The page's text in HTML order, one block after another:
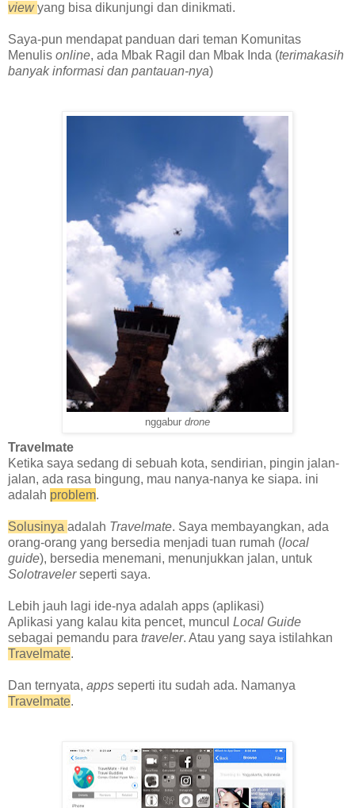
viewyang bisa dikunjungi dan dinikmati.
Saya-pun mendapat panduan dari teman Komunitas
Menulis online, ada Mbak Ragil dan Mbak Inda (terimakasih
banyak informasi dan pantauan-nya)
nggabur drone
Travelmate
Ketika saya sedang di sebuah kota, sendirian, pingin jalan-
jalan, ada rasa bingung, mau nanya-nanya ke siapa. ini
adalah problem.
Solusinya adalah Travelmate. Saya membayangkan, ada
orang-orang yang bersedia menjadi tuan rumah (local
guide), bersedia menemani, menunjukkan jalan, untuk
Solotravelerseperti saya.
Lebih jauh lagi ide-nya adalah apps (aplikasi)
Aplikasi yang kalau kita pencet, muncul Local Guide
sebagai pemandu para traveler. Atau yang saya istilahkan
Travelmate.
Dan ternyata, apps seperti itu sudah ada. Namanya
Travelmate.